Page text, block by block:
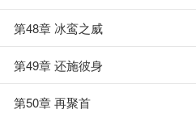
第48章 冰鸾之威
第49章 还施彼身
第50章 再聚首